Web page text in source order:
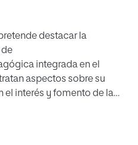
destacar la
integrada en el
aspectos sobre su
el interés y fomento de la
concreta,
para su utilización y